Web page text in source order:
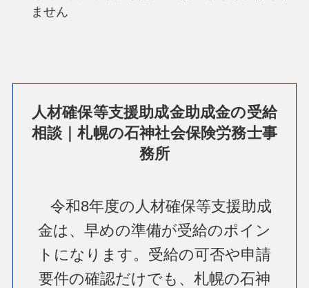
ません
人材確保等支援助成金助成金の受給
相談｜札幌の石神社会保険労務士事
務所
令和8年度の人材確保等支援助成
金は、早めの準備が受給のポイン
トになります。受給の可否や申請
要件の確認だけでも、札幌の石神